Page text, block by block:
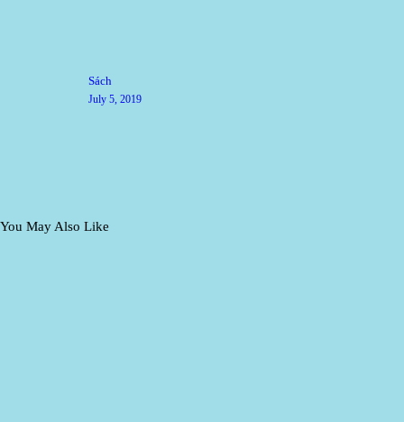
Previous
post:
Sách
July 5, 2019
You May Also Like